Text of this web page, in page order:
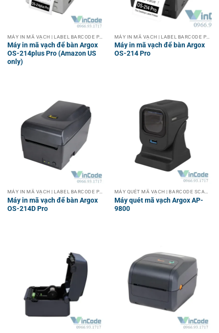
Máy in mã vạch để bàn Argox
OS-214plus Pro (Amazon US
only)
Máy in mã vạch để bàn Argox
OS-214 Pro
MÁY IN MÃ VẠCH | LABEL BARCODE PRINTER
Máy in mã vạch để bàn Argox
OS-214D Pro
MÁY QUÉT MÃ VẠCH | BARCODE SCANNER
Máy quét mã vạch Argox AP-
9800